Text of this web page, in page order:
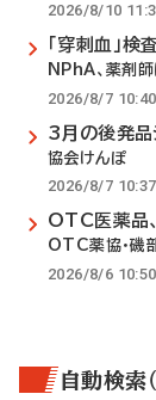
2026/8/10
「穿刺血」
NPhA、薬剤
2026/8/7 10:40
3月の後発
協会けんぽ
2026/8/7 10:37
OTC医薬品
OTC薬協・磯
2026/8/6 10:50
自動検索